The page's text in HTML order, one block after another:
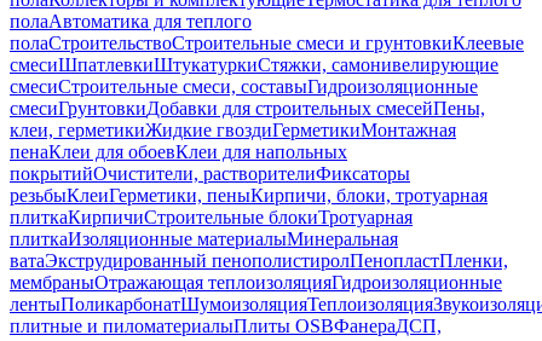
полаАвтоматика для теплого
полаСтроительствоСтроительные смеси и грунтовкиКлеевые
смесиШпатлевкиШтукатуркиСтяжки, самонивелирующие
смесиСтроительные смеси, составыГидроизоляционные
смесиГрунтовкиДобавки для строительных смесейПены,
клеи, герметикиЖидкие гвоздиГерметикиМонтажная
пенаКлеи для обоевКлеи для напольных
покрытийОчистители, растворителиФиксаторы
резьбыКлеиГерметики, пеныКирпичи, блоки, тротуарная
плиткаКирпичиСтроительные блокиТротуарная
плиткаИзоляционные материалыМинеральная
ватаЭкструдированный пенополистиролПенопластПленки,
мембраныОтражающая теплоизоляцияГидроизоляционные
лентыПоликарбонатШумоизоляцияТеплоизоляция
плитные и пиломатериалыПлиты OSBФанераДСП,